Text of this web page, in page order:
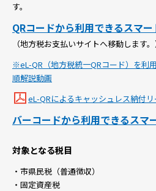
す。
QRコードから利用できるスマ
（地方税お支払いサイトへ移動します。
※eL-QR（地方税統一QRコード）を利
順解説動画
eL-QRによるキャッシュレス納付
バーコードから利用できるスマ
対象となる税目
・市県民税（普通徴収）
・固定資産税